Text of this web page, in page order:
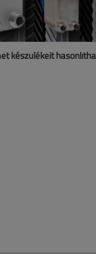
készülékeit